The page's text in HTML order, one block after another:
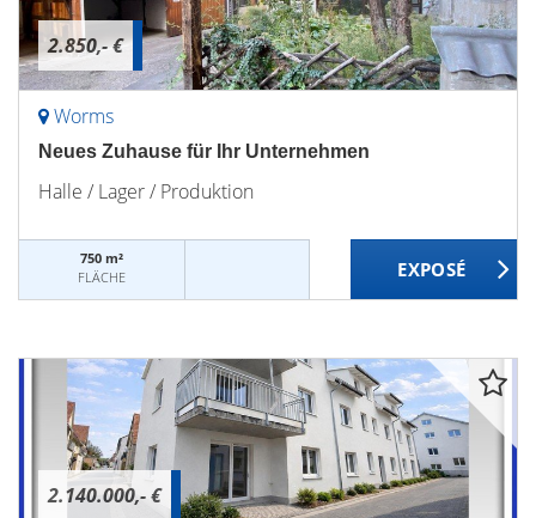
2.850,- €
Worms
Neues Zuhause für Ihr Unternehmen
Halle / Lager / Produktion
750 m²
FLÄCHE
2.140.000,- €